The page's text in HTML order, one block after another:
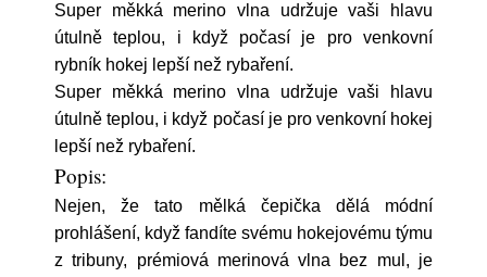
Super měkká merino vlna udržuje vaši hlavu
útulně teplou, i když počasí je pro venkovní
rybník hokej lepší než rybaření.
Super měkká merino vlna udržuje vaši hlavu
útulně teplou, i když počasí je pro venkovní hokej
lepší než rybaření.
Popis:
Nejen, že tato mělká čepička dělá módní
prohlášení, když fandíte svému hokejovému týmu
z tribuny, prémiová merinová vlna bez mul, je